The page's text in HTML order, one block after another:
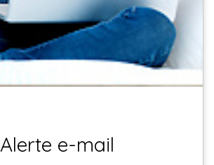
Alerte e-mail